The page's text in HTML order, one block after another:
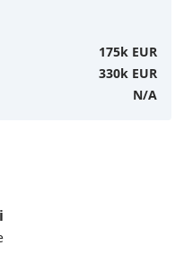
175k EUR
330k EUR
N/A